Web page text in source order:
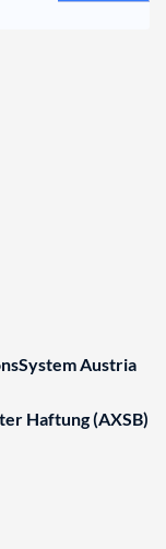
Austria
Haftung (AXSB)